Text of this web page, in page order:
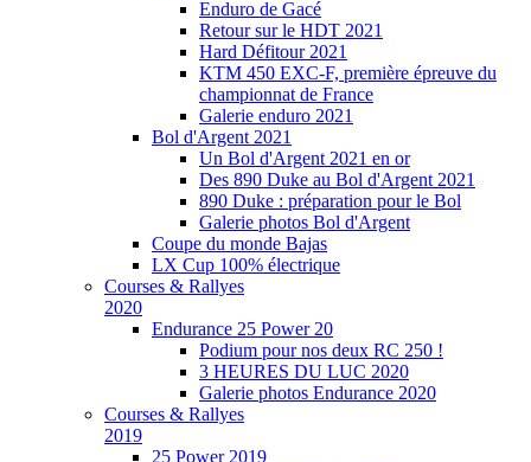
Enduro de Gacé
Retour sur le HDT 2021
Hard Défitour 2021
KTM 450 EXC-F, première épreuve du
championnat de France
Galerie enduro 2021
Bol d'Argent 2021
Un Bol d'Argent 2021 en or
Des 890 Duke au Bol d'Argent 2021
890 Duke : préparation pour le Bol
Galerie photos Bol d'Argent
Coupe du monde Bajas
LX Cup 100% électrique
Courses & Rallyes
2020
Endurance 25 Power 20
Podium pour nos deux RC 250 !
3 HEURES DU LUC 2020
Galerie photos Endurance 2020
Courses & Rallyes
2019
25 Power 2019